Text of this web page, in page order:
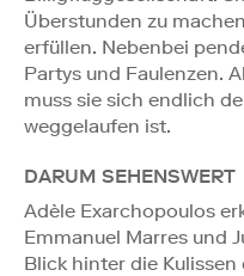
Überstunden zu
erfüllen. Nebenbei
Partys und Faulenzen.
muss sie sich endlich
weggelaufen ist.
DARUM SEHENSWERT
Adèle Exarchopoulos
Emmanuel Marres und
Blick hinter die